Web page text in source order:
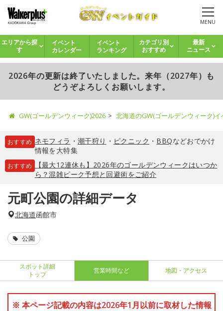
MENU
エリアから探
す
イベント
カレンダー
イベント
ランキング
カテゴリ別
おすすめ
最新
ニュース
2026年の更新は終了いたしました。来年（2027年）も
どうぞよろしくお願いします。
GW(ゴールデンウィーク)2026 北海道のGW(ゴールデンウィーク)
おすすめ ネモフィラ ・ 潮干狩り ・ ピクニック ・ BBQなどおでかけ
情報を大特集
おすすめ
【最大12連休も】2026年のゴールデンウィークはいつか
ら？混雑ピーク予想と回避術をご紹介
元町公園の詳細データ
北海道函館市
公園
スポット詳細
トップ
営業時間など 地図・アクセス
※ 本ページ記載の内容は2026年1月以前に取材した情報